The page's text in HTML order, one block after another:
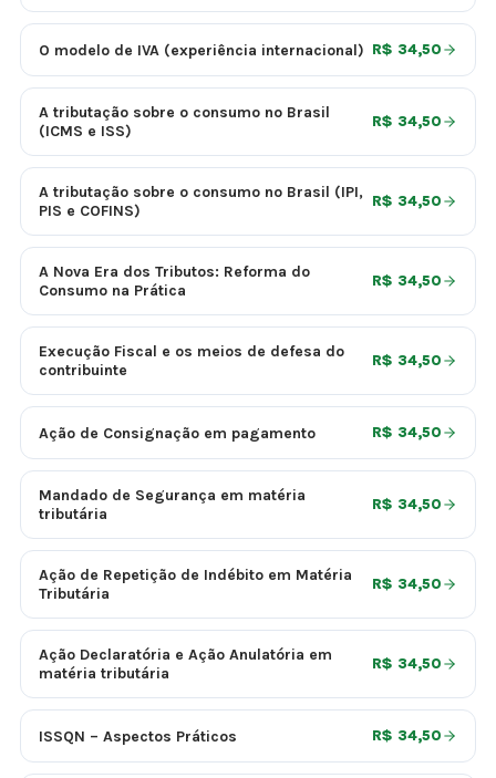
O modelo de IVA (experiência internacional) R$ 34,50
A tributação sobre o consumo no Brasil
(ICMS e ISS)
R$ 34,50
A tributação sobre o consumo no Brasil (IPI,
PIS e COFINS)
R$ 34,50
A Nova Era dos Tributos: Reforma do
Consumo na Prática
R$ 34,50
Execução Fiscal e os meios de defesa do
contribuinte
R$ 34,50
Ação de Consignação em pagamento R$ 34,50
Mandado de Segurança em matéria
tributária
R$ 34,50
Ação de Repetição de Indébito em Matéria
Tributária
R$ 34,50
Ação Declaratória e Ação Anulatória em
matéria tributária
R$ 34,50
ISSQN – Aspectos Práticos R$ 34,50